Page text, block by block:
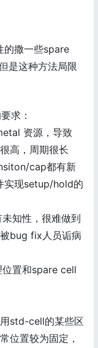
的撒一些spare
是这种方法局限
求：
资源，导致
高，周期很长
cap都有新
实现setup/hold的
知性，很难做到
bug fix人员诟病
置和spare cell
std-cell的某些区
位置较为固定，